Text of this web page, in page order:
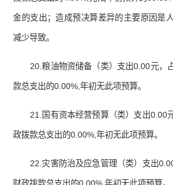
金的支出；造成预决算差异的主要原因是
减少导致。
20.粮油物资储备（类）支出0.00元，
款总支出的0.00%,年初无此项预算。
21.国有资本经营预算（类）支出0.00
政拨款总支出的0.00%,年初无此项预算。
22.灾害防治及应急管理（类）支出
财政拨款总支出的0.00%,年初无此项预算。